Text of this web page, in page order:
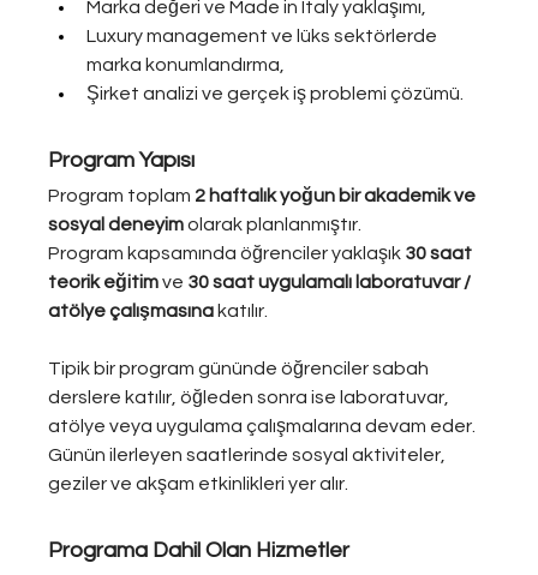
Marka değeri ve Made in Italy yaklaşımı,
Luxury management ve lüks sektörlerde
marka konumlandırma,
Şirket analizi ve gerçek iş problemi çözümü.
Program Yapısı
Program toplam 2 haftalık yoğun bir akademik ve
sosyal deneyim olarak planlanmıştır.
Program kapsamında öğrenciler yaklaşık 30 saat
teorik eğitim ve 30 saat uygulamalı laboratuvar /
atölye çalışmasına katılır.
Tipik bir program gününde öğrenciler sabah
derslere katılır, öğleden sonra ise laboratuvar,
atölye veya uygulama çalışmalarına devam eder.
Günün ilerleyen saatlerinde sosyal aktiviteler,
geziler ve akşam etkinlikleri yer alır.
Programa Dahil Olan Hizmetler